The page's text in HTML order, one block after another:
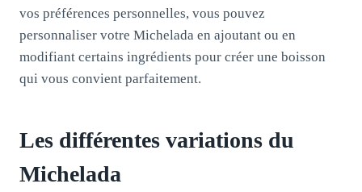
vos préférences personnelles, vous pouvez
personnaliser votre Michelada en ajoutant ou en
modifiant certains ingrédients pour créer une boisson
qui vous convient parfaitement.
Les différentes variations du
Michelada